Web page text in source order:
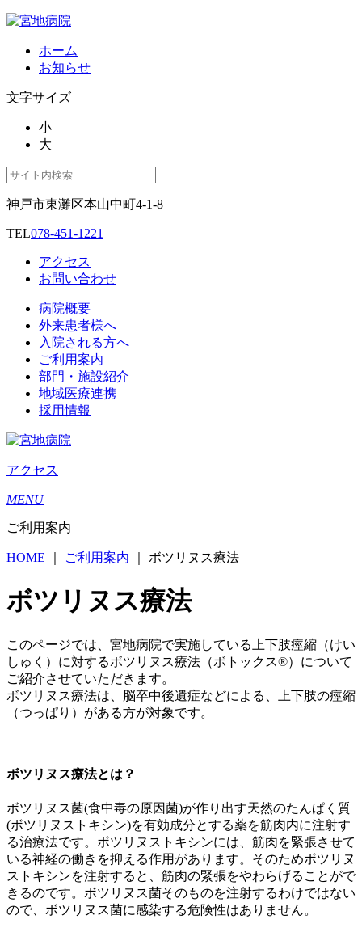
ホーム
お知らせ
文字サイズ
小
大
神戸市東灘区本山中町4-1-8
TEL078-451-1221
アクセス
お問い合わせ
病院概要
外来患者様へ
入院される方へ
ご利用案内
部門・施設紹介
地域医療連携
採用情報
アクセス
MENU
ご利用案内
HOME ご利用案内 ボツリヌス療法
ボツリヌス療法
このページでは、宮地病院で実施している上下肢痙縮（けい
しゅく）に対するボツリヌス療法（ボトックス®）について
ご紹介させていただきます。
ボツリヌス療法は、脳卒中後遺症などによる、上下肢の痙縮
（つっぱり）がある方が対象です。
ボツリヌス療法とは？
ボツリヌス菌(食中毒の原因菌)が作り出す天然のたんぱく質
(ボツリヌストキシン)を有効成分とする薬を筋肉内に注射す
る治療法です。ボツリヌストキシンには、筋肉を緊張させて
いる神経の働きを抑える作用があります。そのためボツリヌ
ストキシンを注射すると、筋肉の緊張をやわらげることがで
きるのです。ボツリヌス菌そのものを注射するわけではない
ので、ボツリヌス菌に感染する危険性はありません。